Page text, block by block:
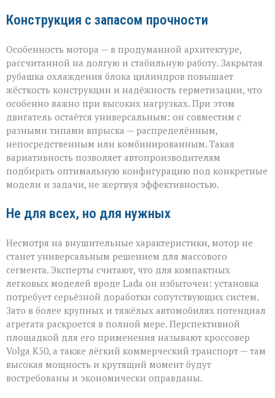
Конструкция с запасом прочности
Особенность мотора — в продуманной архитектуре,
рассчитанной на долгую и стабильную работу. Закрытая
рубашка охлаждения блока цилиндров повышает
жёсткость конструкции и надёжность герметизации, что
особенно важно при высоких нагрузках. При этом
двигатель остаётся универсальным: он совместим с
разными типами впрыска — распределённым,
непосредственным или комбинированным. Такая
вариативность позволяет автопроизводителям
подбирать оптимальную конфигурацию под конкретные
модели и задачи, не жертвуя эффективностью.
Не для всех, но для нужных
Несмотря на внушительные характеристики, мотор не
станет универсальным решением для массового
сегмента. Эксперты считают, что для компактных
легковых моделей вроде Lada он избыточен: установка
потребует серьёзной доработки сопутствующих систем.
Зато в более крупных и тяжёлых автомобилях потенциал
агрегата раскроется в полной мере. Перспективной
площадкой для его применения называют кроссовер
Volga К50, а также лёгкий коммерческий транспорт — там
высокая мощность и крутящий момент будут
востребованы и экономически оправданы.